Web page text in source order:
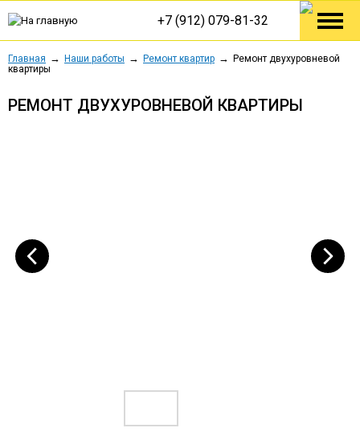
+7 (912) 079-81-32
Главная Наши работы Ремонт квартир
Ремонт двухуровневой
квартиры
РЕМОНТ ДВУХУРОВНЕВОЙ КВАРТИРЫ